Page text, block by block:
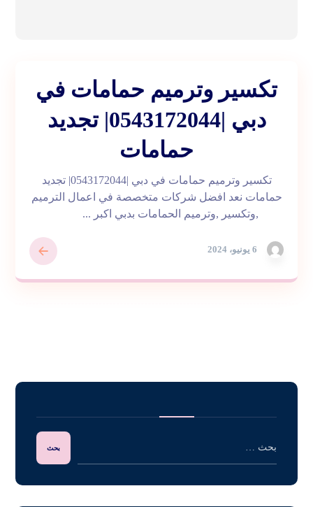
تكسير وترميم حمامات في
دبي |0543172044| تجديد
حمامات
6 يونيو، 2024
تكسير وترميم حمامات في دبي |0543172044| تجديد
حمامات نعد افضل شركات متخصصة في اعمال الترميم
,وتكسير ,وترميم الحمامات بدبي اكبر ...